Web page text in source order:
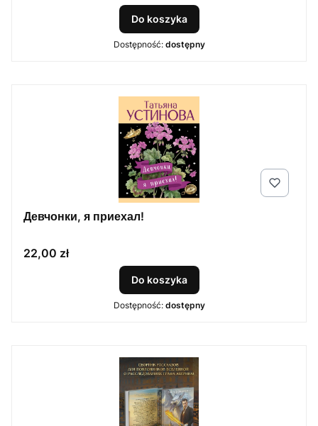
Do koszyka
Dostępność: dostępny
Девчонки, я приехал!
Cena
22,00 zł
Do koszyka
Dostępność: dostępny